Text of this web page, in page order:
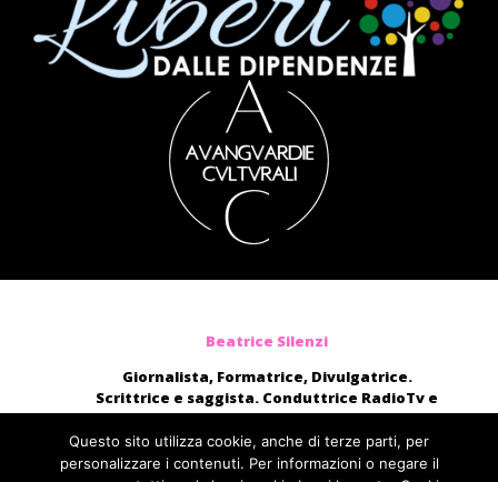
Beatrice Silenzi
Giornalista, Formatrice, Divulgatrice.
Scrittrice e saggista. Conduttrice RadioTv e
blogger.
Moderatrice, presentatrice di eventi, voce di
audiolibri e campagne pubblicitarie nazionali.
Questo sito utilizza cookie, anche di terze parti, per
personalizzare i contenuti. Per informazioni o negare il